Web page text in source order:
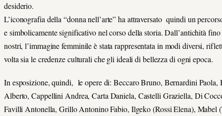
desiderio.
L’iconografia della “donna nell’arte” ha attraversato quindi un
e simbolicamente significativo nel corso della storia. Dall’antichità
nostri, l’immagine femminile è stata rappresentata in modi diversi,
volta sia le credenze culturali che gli ideali di bellezza di ogni epoca.
In esposizione, quindi, le opere di: Beccaro Bruno, Bernardini Paola,
Alberto, Cappellini Andrea, Carta Daniela, Castelli Graziella, Di
Favilli Antonella, Grillo Antonino Fabio, Ilgeko (Rossi Elena), Mabel